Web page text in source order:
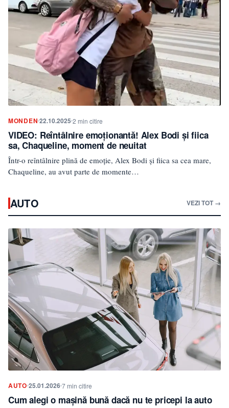
MONDEN22.10.20252 min citire
VIDEO: Reîntâlnire emoționantă! Alex Bodi și fiica
sa, Chaqueline, moment de neuitat
Într-o reîntâlnire plină de emoție, Alex Bodi și fiica sa cea mare,
Chaqueline, au avut parte de momente…
AUTO VEZI TOT →
AUTO 25.01.20267 min citire
Cum alegi o mașină bună dacă nu te pricepi la auto